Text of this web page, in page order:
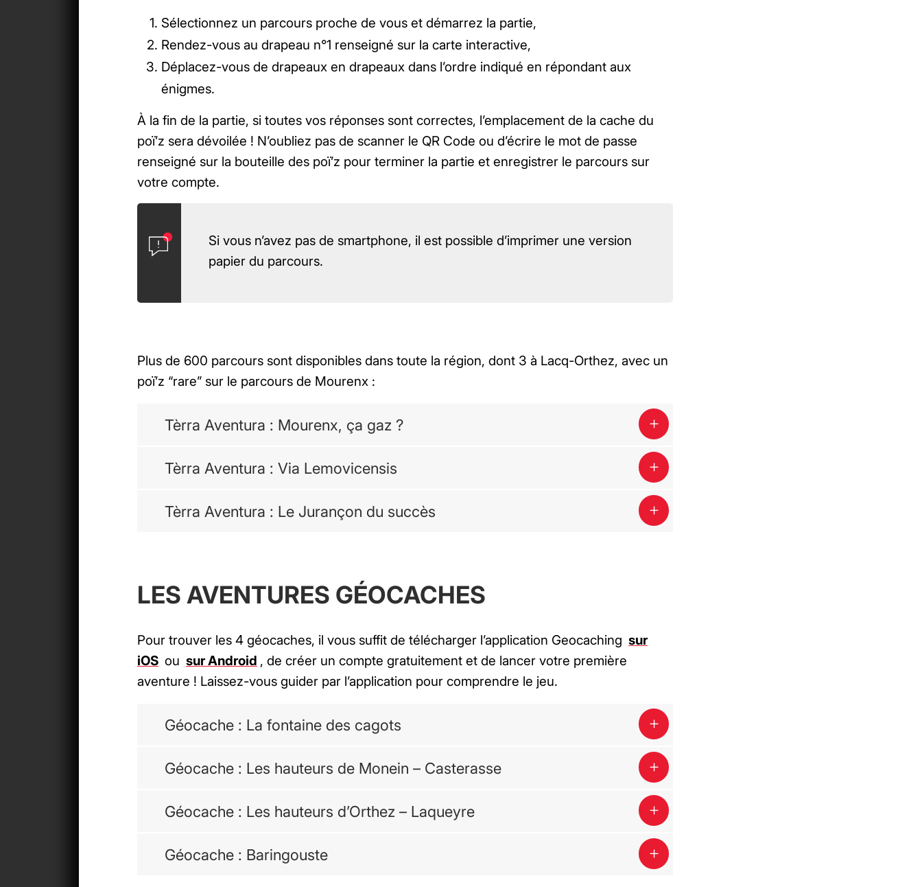
Sélectionnez un parcours proche de vous et démarrez la partie,
Rendez-vous au drapeau n°1 renseigné sur la carte interactive,
Déplacez-vous de drapeaux en drapeaux dans l’ordre indiqué en répondant aux
énigmes.
À la fin de la partie, si toutes vos réponses sont correctes, l’emplacement de la cache du
poï’z sera dévoilée ! N’oubliez pas de scanner le QR Code ou d’écrire le mot de passe
renseigné sur la bouteille des poï’z pour terminer la partie et enregistrer le parcours sur
votre compte.
Si vous n’avez pas de smartphone, il est possible d’imprimer une version
papier du parcours.
Plus de 600 parcours sont disponibles dans toute la région, dont 3 à Lacq-Orthez, avec un
poï’z “rare” sur le parcours de Mourenx :
Tèrra Aventura : Mourenx, ça gaz ?
Tèrra Aventura : Via Lemovicensis
Tèrra Aventura : Le Jurançon du succès
LES AVENTURES GÉOCACHES
Pour trouver les 4 géocaches, il vous suffit de télécharger l’application Geocaching sur
iOS ou sur Android , de créer un compte gratuitement et de lancer votre première
aventure ! Laissez-vous guider par l’application pour comprendre le jeu.
Géocache : La fontaine des cagots
Géocache : Les hauteurs de Monein – Casterasse
Géocache : Les hauteurs d’Orthez – Laqueyre
Géocache : Baringouste